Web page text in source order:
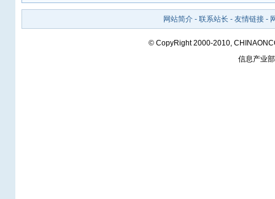
网站简介- 联系站长 - 友情链接-
© CopyRight 2000-2010,
信息产业